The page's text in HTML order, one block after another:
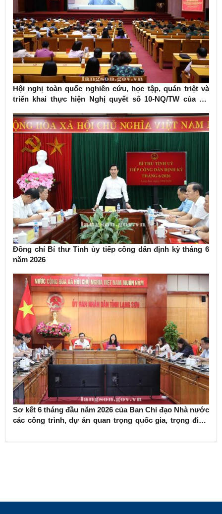
Hội nghị toàn quốc nghiên cứu, học tập, quán triệt và
triển khai thực hiện Nghị quyết số 10-NQ/TW của Bộ
Đồng chí Bí thư Tỉnh ủy tiếp công dân định kỳ tháng 6
năm 2026
Sơ kết 6 tháng đầu năm 2026 của Ban Chỉ đạo Nhà nước
các công trình, dự án quan trọng quốc gia, trọng điểm